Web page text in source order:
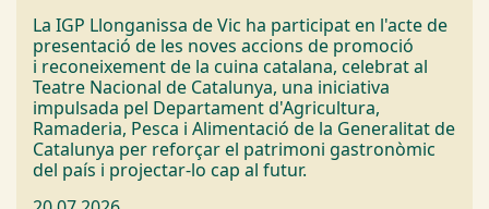
La IGP Llonganissa de Vic ha participat en l'acte de
presentació de les noves accions de promoció
i reconeixement de la cuina catalana, celebrat al
Teatre Nacional de Catalunya, una iniciativa
impulsada pel Departament d'Agricultura,
Ramaderia, Pesca i Alimentació de la Generalitat de
Catalunya per reforçar el patrimoni gastronòmic
del país i projectar-lo cap al futur.